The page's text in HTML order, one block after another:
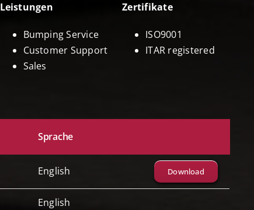
Leistungen
Bumping Service
Customer Support
Sales
Zertifikate
ISO9001
ITAR registered
Sprache
English Download
English